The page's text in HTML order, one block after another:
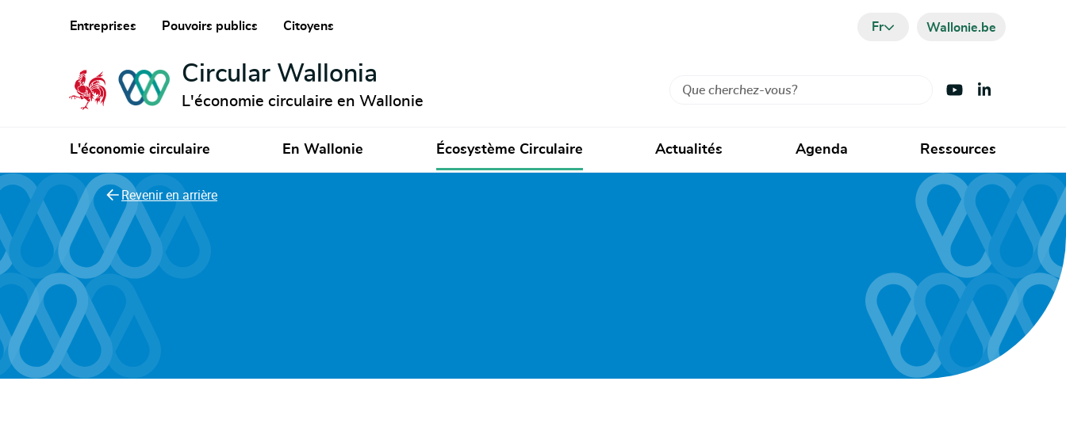
Entreprises Pouvoirs publics Citoyens Fr Wallonie.be
Circular Wallonia
L'économie circulaire en Wallonie
Rechercher Visiter Youtube
Visiter LinkedIn
L'économie circulaire En Wallonie Écosystème Circulaire Actualités Agenda Ressources
Revenir en arrière